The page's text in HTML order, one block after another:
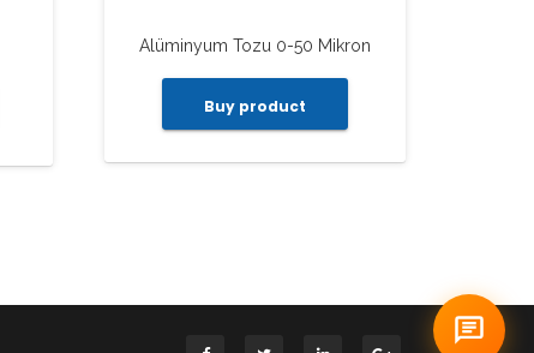
Alüminyum Tozu 0-50 Mikron
Buy product